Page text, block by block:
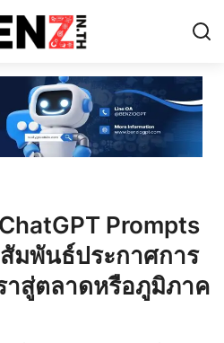
Prompts
มพันธ์ประกาศการ
าสู่ตลาดหรือภูมิภาค